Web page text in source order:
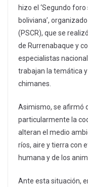
hizo el ‘Segundo
boliviana’,
(PSCR), que se
de Rurrenabaque y
especialistas
trabajan la temática
chimanes.
Asimismo, se afirmó
particularmente la
alteran el medio
ríos, aire y tierra con
humana y de los
Ante esta situación,